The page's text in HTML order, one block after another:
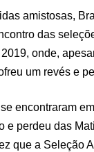
amistosas,
das
onde,
um revés e
encontraram
e perdeu das
que a Seleção